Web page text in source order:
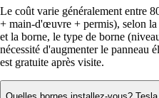
Le coût varie généralement entre
+ main-d'œuvre + permis), selon la
et la borne, le type de borne
nécessité d'augmenter le panneau
est gratuite après visite.
Quelles bornes installez-vous?